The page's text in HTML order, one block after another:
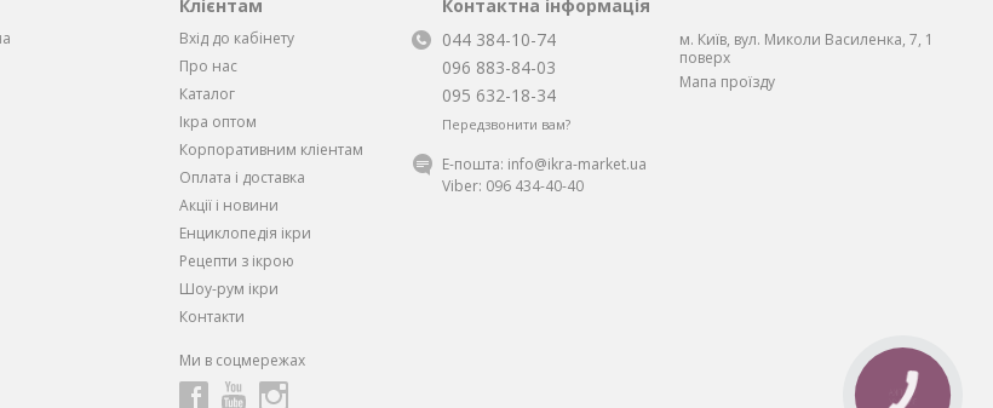
Клієнтам
Вхід до кабінету
Про нас
Каталог
Ікра оптом
Корпоративним кліентам
Оплата і доставка
Акції і новини
Енциклопедія ікри
Рецепти з ікрою
Шоу-рум ікри
Контакти
Ми в соцмережах
Контактна інформація
044 384-10-74
096 883-84-03
095 632-18-34
Передзвонити вам?
м. Київ, вул. Миколи Василенка, 7, 1
поверх
Мапа проїзду
Е-пошта: info@ikra-market.ua
Viber: 096 434-40-40